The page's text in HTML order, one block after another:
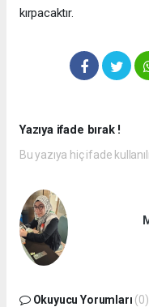
kırpacaktır.
Yazıya ifade bırak !
Bu yazıya hiç ifade
Okuyucu Yorumları (0)